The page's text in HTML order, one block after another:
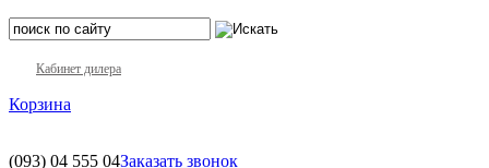
Кабинет дилера
Корзина
(093) 04 555 04Заказать звонок